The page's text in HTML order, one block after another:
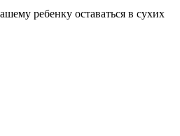
ребенку оставаться в сухих